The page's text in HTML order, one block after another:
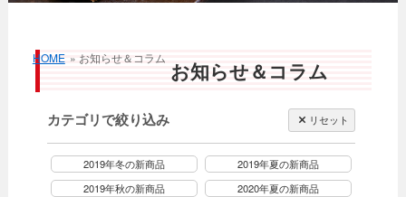
HOME » お知らせ＆コラム お知らせ＆コラム
カテゴリで絞り込み リセット
2019年冬の新商品
2019年夏の新商品
2019年秋の新商品
2020年夏の新商品